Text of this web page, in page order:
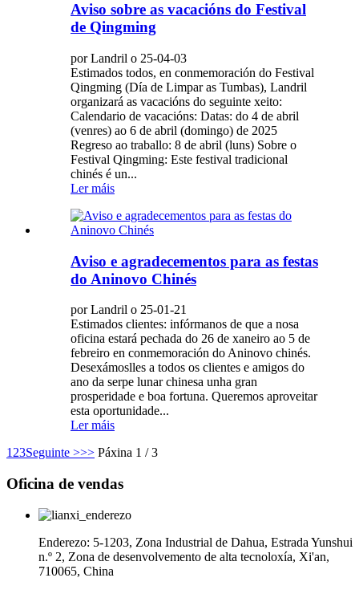
Aviso sobre as vacacións do Festival
de Qingming
por Landril o 25-04-03
Estimados todos, en conmemoración do Festival
Qingming (Día de Limpar as Tumbas), Landril
organizará as vacacións do seguinte xeito:
Calendario de vacacións: Datas: do 4 de abril
(venres) ao 6 de abril (domingo) de 2025
Regreso ao traballo: 8 de abril (luns) Sobre o
Festival Qingming: Este festival tradicional
chinés é un...
Ler máis
Aviso e agradecementos para as festas
do Aninovo Chinés
por Landril o 25-01-21
Estimados clientes: infórmanos de que a nosa
oficina estará pechada do 26 de xaneiro ao 5 de
febreiro en conmemoración do Aninovo chinés.
Desexámoslles a todos os clientes e amigos do
ano da serpe lunar chinesa unha gran
prosperidade e boa fortuna. Queremos aproveitar
esta oportunidade...
Ler máis
123Seguinte >>> Páxina 1 / 3
Oficina de vendas
Enderezo: 5-1203, Zona Industrial de Dahua, Estrada Yunshui
n.º 2, Zona de desenvolvemento de alta tecnoloxía, Xi'an,
710065, China